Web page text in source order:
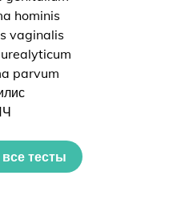
hominis
vaginalis
parvum
тесты